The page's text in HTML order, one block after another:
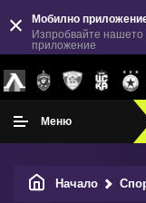
Мобилно
Изпробвайте нашето
приложение
Меню
Начало